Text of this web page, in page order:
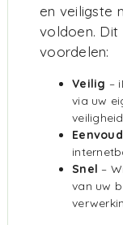
en veiligste
voldoen.
voordelen:
Veilig –
via uw
Snel –
van uw